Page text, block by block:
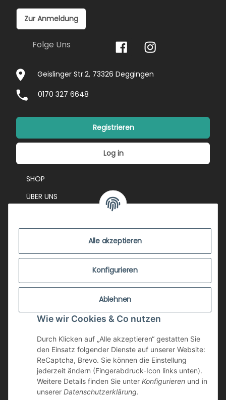
Alle akzeptieren
Konfigurieren
Ablehnen
Wie wir Cookies & Co nutzen
Durch Klicken auf „Alle akzeptieren“ gestatten Sie
den Einsatz folgender Dienste auf unserer Website:
ReCaptcha, Brevo. Sie können die Einstellung
jederzeit ändern (Fingerabdruck-Icon links unten).
Weitere Details finden Sie unter Konfigurieren und in
unserer Datenschutzerklärung.
Zur Anmeldung
Folge Uns
Geislinger Str.2, 73326 Deggingen
0170 327 6648
Registrieren
Log in
SHOP
ÜBER UNS
ZUSTANDSBEWERTUNG
ZAHLUNGSMÖGLICHKEITEN
AGB
WIDERRUFSRECHT
DATENSCHUTZ
NEWSLETTER